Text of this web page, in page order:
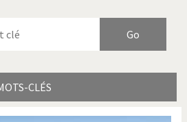
CLÉS
Bienvenue en Italie
Catholique ou pas très?
Crise grecque